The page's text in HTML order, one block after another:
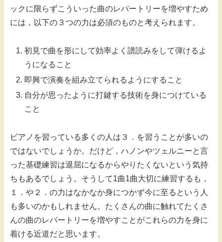
ックに限らずこういった曲のレパートリーを増やすため
には，以下の３つの力は必須のものと考えられます。
初見で曲を形にして効率よく譜読みをして弾けるよ
うになること
即興で演奏を組み立てられるようにすること
自分が思ったように打鍵する技術を身につけている
こと
ピアノを習っている多くの人は３．を習うことが多いの
ではないでしょうか。だけど，ハノンやツェルニーと言
った基礎練習は退屈になるからやりたくないという気持
ちもあるでしょう。そうして1曲1曲大切に練習するも，
１．や２．の力はなかなか身につかず今に至るという人
も多いのかもしれません。たくさんの曲に触れてたくさ
んの曲のレパートリーを増やすことがこれらの力を身に
着ける近道だと思います。